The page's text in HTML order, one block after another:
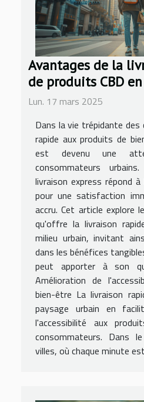
Avantages de la
de produits CBD
Lun. 17 mars 2025
Dans la vie trépidante des
rapide aux produits de
est devenu une
consommateurs
livraison express répond
pour une satisfaction
accru. Cet article explore
qu'offre la livraison
milieu urbain, invitant
dans les bénéfices
peut apporter à son
Amélioration de
bien-être La livraison
paysage urbain en
l'accessibilité aux
consommateurs. Dans
villes, où chaque minute